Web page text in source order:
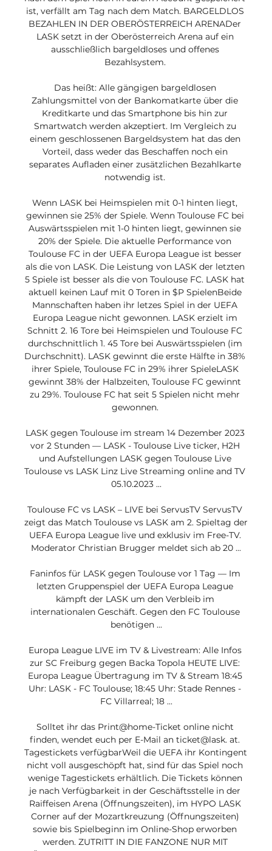
ist, verfällt am Tag nach dem Match. BARGELDLOS
BEZAHLEN IN DER OBERÖSTERREICH ARENADer
LASK setzt in der Oberösterreich Arena auf ein
ausschließlich bargeldloses und offenes
Bezahlsystem.
Das heißt: Alle gängigen bargeldlosen
Zahlungsmittel von der Bankomatkarte über die
Kreditkarte und das Smartphone bis hin zur
Smartwatch werden akzeptiert. Im Vergleich zu
einem geschlossenen Bargeldsystem hat das den
Vorteil, dass weder das Beschaffen noch ein
separates Aufladen einer zusätzlichen Bezahlkarte
notwendig ist.
Wenn LASK bei Heimspielen mit 0-1 hinten liegt,
gewinnen sie 25% der Spiele. Wenn Toulouse FC bei
Auswärtsspielen mit 1-0 hinten liegt, gewinnen sie
20% der Spiele. Die aktuelle Performance von
Toulouse FC in der UEFA Europa League ist besser
als die von LASK. Die Leistung von LASK der letzten
5 Spiele ist besser als die von Toulouse FC. LASK hat
aktuell keinen Lauf mit 0 Toren in $P SpielenBeide
Mannschaften haben ihr letzes Spiel in der UEFA
Europa League nicht gewonnen. LASK erzielt im
Schnitt 2. 16 Tore bei Heimspielen und Toulouse FC
durchschnittlich 1. 45 Tore bei Auswärtsspielen (im
Durchschnitt). LASK gewinnt die erste Hälfte in 38%
ihrer Spiele, Toulouse FC in 29% ihrer SpieleLASK
gewinnt 38% der Halbzeiten, Toulouse FC gewinnt
zu 29%. Toulouse FC hat seit 5 Spielen nicht mehr
gewonnen.
LASK gegen Toulouse im stream 14 Dezember 2023
vor 2 Stunden — LASK - Toulouse Live ticker, H2H
und Aufstellungen LASK gegen Toulouse Live
Toulouse vs LASK Linz Live Streaming online and TV
05.10.2023 ...
Toulouse FC vs LASK – LIVE bei ServusTV ServusTV
zeigt das Match Toulouse vs LASK am 2. Spieltag der
UEFA Europa League live und exklusiv im Free-TV.
Moderator Christian Brugger meldet sich ab 20 ...
Faninfos für LASK gegen Toulouse vor 1 Tag — Im
letzten Gruppenspiel der UEFA Europa League
kämpft der LASK um den Verbleib im
internationalen Geschäft. Gegen den FC Toulouse
benötigen ...
Europa League LIVE im TV & Livestream: Alle Infos
zur SC Freiburg gegen Backa Topola HEUTE LIVE:
Europa League Übertragung im TV & Stream 18:45
Uhr: LASK - FC Toulouse; 18:45 Uhr: Stade Rennes -
FC Villarreal; 18 ...
Solltet ihr das Print@home-Ticket online nicht
finden, wendet euch per E-Mail an ticket@lask. at.
Tagestickets verfügbarWeil die UEFA ihr Kontingent
nicht voll ausgeschöpft hat, sind für das Spiel noch
wenige Tagestickets erhältlich. Die Tickets können
je nach Verfügbarkeit in der Geschäftsstelle in der
Raiffeisen Arena (Öffnungszeiten), im HYPO LASK
Corner auf der Mozartkreuzung (Öffnungszeiten)
sowie bis Spielbeginn im Online-Shop erworben
werden. ZUTRITT IN DIE FANZONE NUR MIT